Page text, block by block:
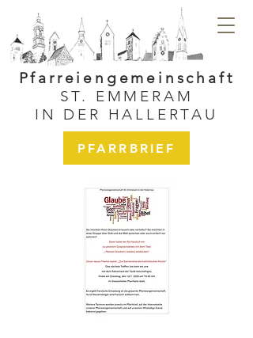
Pfarreiengemeinschaft
ST. EMMERAM
IN DER HALLERTAU
PFARRBRIEF